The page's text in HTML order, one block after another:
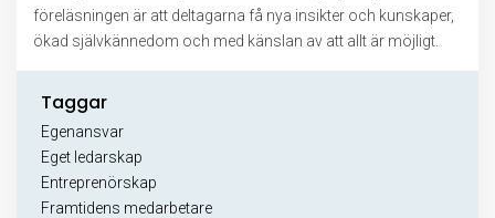
föreläsningen är att deltagarna få nya insikter och kunskaper,
ökad självkännedom och med känslan av att allt är möjligt.
Taggar
Egenansvar
Eget ledarskap
Entreprenörskap
Framtidens medarbetare